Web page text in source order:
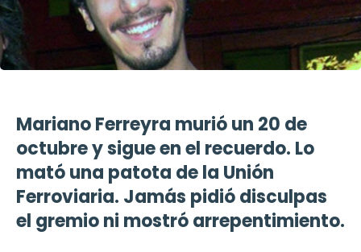
Mariano Ferreyra murió un 20 de
octubre y sigue en el recuerdo. Lo
mató una patota de la Unión
Ferroviaria. Jamás pidió disculpas
el gremio ni mostró arrepentimiento.